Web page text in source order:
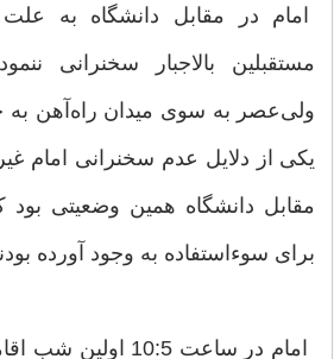
امام در مقابل دانشگاه به
مستقبلین بالاجبار سخنرانی
ولی‌عصر به سوی میدان راه‌آهن به
یکی از دلایل عدم سخنرانی امام
مقابل دانشگاه همین وضعیتی
برای سوءاستفاده به وجود آورده
امام در ساعت 10:5